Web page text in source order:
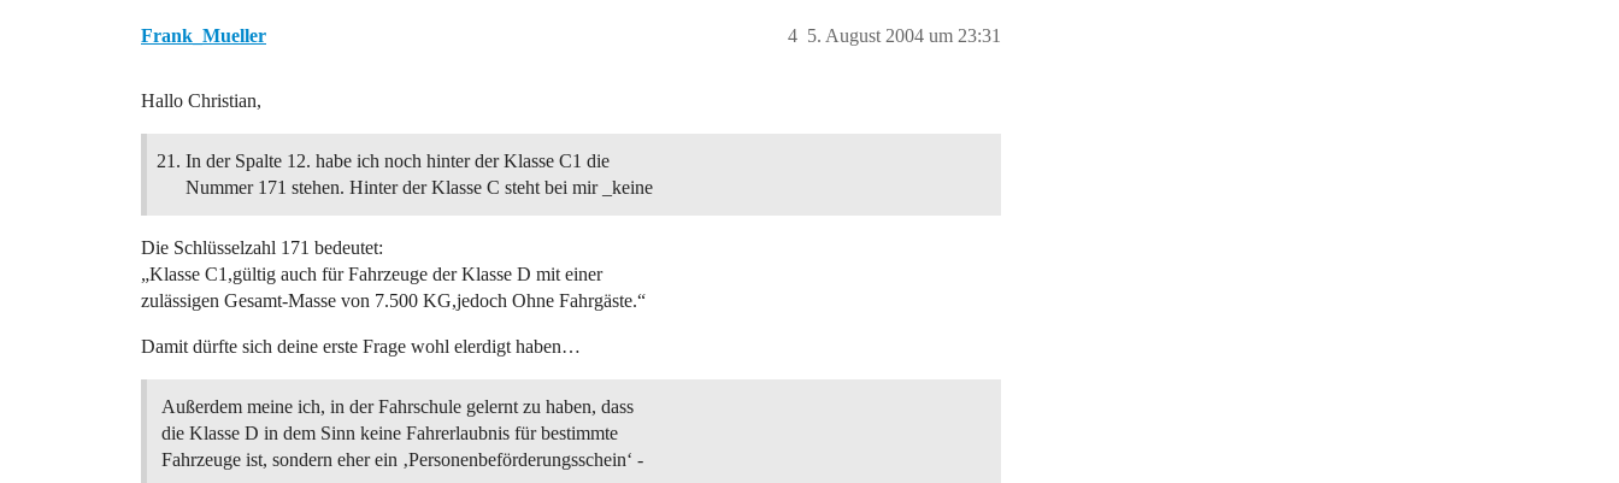
Frank_Mueller 5. August 2004 um 23:31
4
Hallo Christian,
In der Spalte 12. habe ich noch hinter der Klasse C1 die
Nummer 171 stehen. Hinter der Klasse C steht bei mir _keine
Die Schlüsselzahl 171 bedeutet:
„Klasse C1,gültig auch für Fahrzeuge der Klasse D mit einer
zulässigen Gesamt-Masse von 7.500 KG,jedoch Ohne Fahrgäste.“
Damit dürfte sich deine erste Frage wohl elerdigt haben…
Außerdem meine ich, in der Fahrschule gelernt zu haben, dass
die Klasse D in dem Sinn keine Fahrerlaubnis für bestimmte
Fahrzeuge ist, sondern eher ein ‚Personenbeförderungsschein‘ -